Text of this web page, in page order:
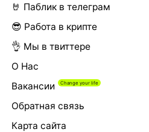
🤘 Паблик в телеграм
😎 Работа в крипте
👌 Мы в твиттере
О Нас
Вакансии
Обратная связь
Карта сайта